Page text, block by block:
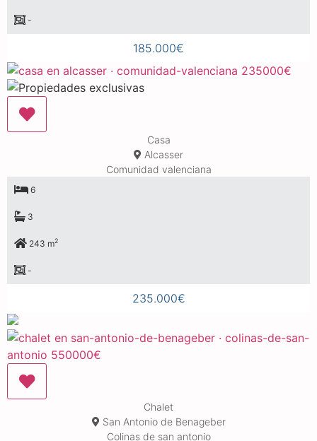
-
185.000€
Casa
Alcasser
Comunidad valenciana
6
3
243 m2
-
235.000€
Chalet
San Antonio de Benageber
Colinas de san antonio